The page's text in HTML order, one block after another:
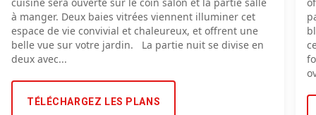
à manger. Deux baies vitrées viennent illuminer cet
espace de vie convivial et chaleureux, et offrent une
belle vue sur votre jardin. La partie nuit se divise en
deux avec...
TÉLÉCHARGEZ LES PLANS